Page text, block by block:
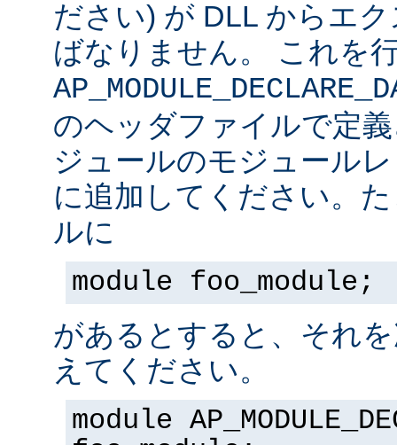
ださい) が DLL からエ
ばなりません。 これを
のヘッダファイルで定
ジュールのモジュール
に追加してください。
ルに
module foo_module;
があるとすると、それ
えてください。
module